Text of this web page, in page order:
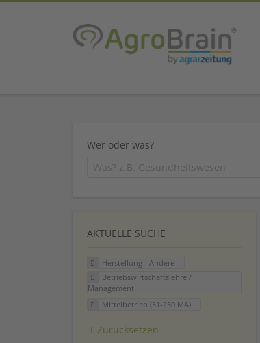
Wer oder was?
AKTUELLE SUCHE
Herstellung - Andere
Betriebswirtschaftslehre /
Management
Mittelbetrieb (51-250 MA)
Zurücksetzen